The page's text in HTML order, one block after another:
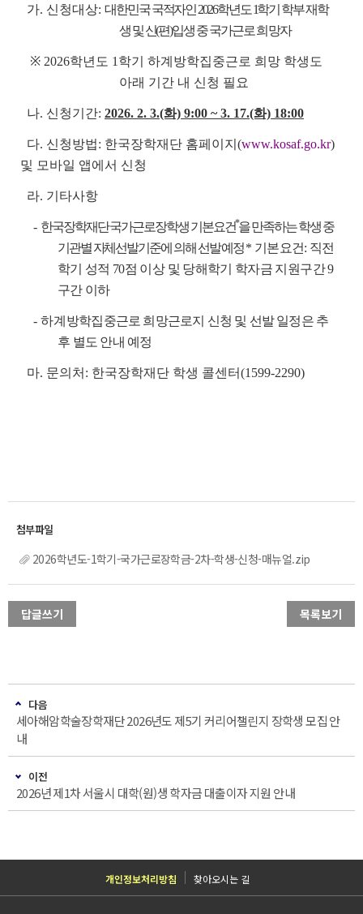
가. 신청대상: 대한민국 국적자인 2026학년도 1학기 학부 재학
생 및 신(편)입생 중 국가근로 희망자
※ 2026학년도 1학기 하계방학집중근로 희망 학생도
아래 기간 내 신청 필요
나. 신청기간: 2026. 2. 3.(화) 9:00 ~ 3. 17.(화) 18:00
다. 신청방법: 한국장학재단 홈페이지(www.kosaf.go.kr)
및 모바일 앱에서 신청
라. 기타사항
- 한국장학재단 국가근로장학생 기본요건*을 만족하는 학생 중
기관별 자체선발기준에 의해 선발 예정* 기본요건: 직전
학기 성적 70점 이상 및 당해학기 학자금 지원구간 9
구간 이하
- 하계 방학집중근로 희망근로지 신청 및 선발 일정은 추
후 별도 안내 예정
마. 문의처: 한국장학재단 학생 콜센터(1599-2290)
2026학년도-1학기-국가근로장학금-2차-학생-신청-매뉴얼.zip
답글쓰기 목록보기
다음
세아해암학술장학재단 2026년도 제5기 커리어챌린지 장학생 모집 안
내
이전
2026년 제1차 서울시 대학(원)생 학자금 대출이자 지원 안내
개인정보처리방침 찾아오시는 길